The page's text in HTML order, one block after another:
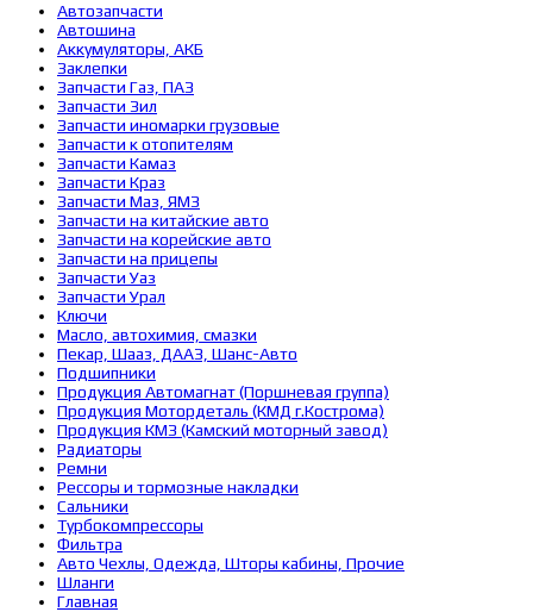
Автозапчасти
Автошина
Аккумуляторы, АКБ
Заклепки
Запчасти Газ, ПАЗ
Запчасти Зил
Запчасти иномарки грузовые
Запчасти к отопителям
Запчасти Камаз
Запчасти Краз
Запчасти Маз, ЯМЗ
Запчасти на китайские авто
Запчасти на корейские авто
Запчасти на прицепы
Запчасти Уаз
Запчасти Урал
Ключи
Масло, автохимия, смазки
Пекар, Шааз, ДААЗ, Шанс-Авто
Подшипники
Продукция Автомагнат (Поршневая группа)
Продукция Мотордеталь (КМД г.Кострома)
Продукция КМЗ (Камский моторный завод)
Радиаторы
Ремни
Рессоры и тормозные накладки
Сальники
Турбокомпрессоры
Фильтра
Авто Чехлы, Одежда, Шторы кабины, Прочие
Шланги
Главная